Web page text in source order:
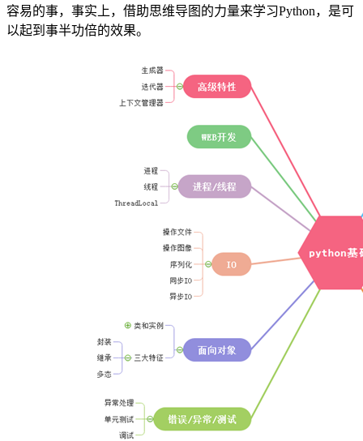
容易的事，事实上，借助思维导图的力量来学习Python，是可
以起到事半功倍的效果。